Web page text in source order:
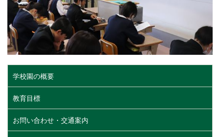
学校園の概要
教育目標
お問い合わせ・交通案内